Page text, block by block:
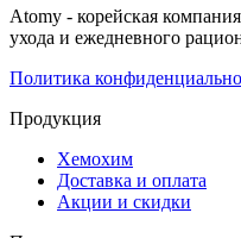
Atomy - корейская
ухода и ежедневного
Политика
Продукция
Хемохим
Доставка и оплата
Акции и скидки